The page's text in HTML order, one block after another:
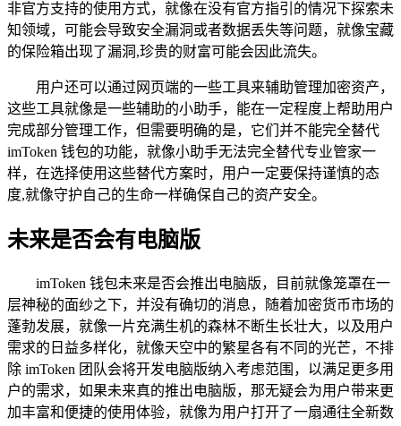
非官方支持的使用方式，就像在没有官方指引的情况下探索未
知领域，可能会导致安全漏洞或者数据丢失等问题，就像宝藏
的保险箱出现了漏洞,珍贵的财富可能会因此流失。
用户还可以通过网页端的一些工具来辅助管理加密资产，
这些工具就像是一些辅助的小助手，能在一定程度上帮助用户
完成部分管理工作，但需要明确的是，它们并不能完全替代
imToken 钱包的功能，就像小助手无法完全替代专业管家一
样，在选择使用这些替代方案时，用户一定要保持谨慎的态
度,就像守护自己的生命一样确保自己的资产安全。
未来是否会有电脑版
imToken 钱包未来是否会推出电脑版，目前就像笼罩在一
层神秘的面纱之下，并没有确切的消息，随着加密货币市场的
蓬勃发展，就像一片充满生机的森林不断生长壮大，以及用户
需求的日益多样化，就像天空中的繁星各有不同的光芒，不排
除 imToken 团队会将开发电脑版纳入考虑范围，以满足更多用
户的需求，如果未来真的推出电脑版，那无疑会为用户带来更
加丰富和便捷的使用体验，就像为用户打开了一扇通往全新数